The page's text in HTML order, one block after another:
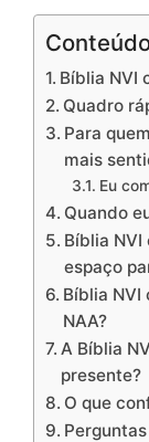
Bíblia NVI
Quadro
Para
mais
Eu
Quando
Bíblia NVI
espaço
Bíblia NVI
NAA?
A Bíblia
presente?
O que